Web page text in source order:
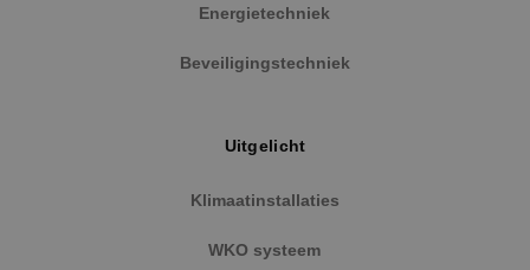
Energietechniek
Beveiligingstechniek
Uitgelicht
Klimaatinstallaties
WKO systeem